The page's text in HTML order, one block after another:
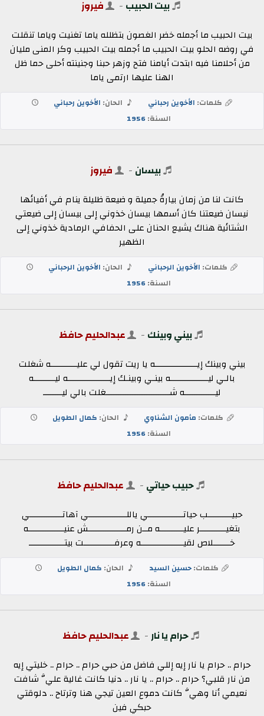
بيت الحبيب - فيروز
بيت الحبيب ما أجمله خضر الغصون بتظلله ياما تغنيت وياما تنقلت
في روضه الحلو بيت الحبيب ما أجمله بيت الحبيب وكر المنى مليان
من أحلامنا فيه ابتدت أيامنا فتح وزهر حبنا وجنينته أحلى حما ظل
الهنا عليها ارتمى ياما
كلمات: الأخوين رحباني الحان: الأخوين رحباني
السنة:1956
بيسان - فيروز
كانت لنا من زمان بيارةُ جميلة و ضيعة ظليلة ينام في أفيائها
نيسان ضيعتنا كان أسمها بيسان خذوني إلى بيسان إلى ضيعتي
الشتائية هناك يشيع الحنان على الحفافي الرمادية خذوني إلى
الظهير
كلمات: الأخوين الرحباني الحان: الأخوين الرحباني
السنة:1956
بيني وبينك - عبدالحليم حافظ
بيني وبينك إيــــــــــــــــــه يا ريت تقول لي عليـــــــــــه شغلت
بالـي ليــــــــــــــــه بينـي وبينـك إيــــــــــــــــــه ليـــــــــه
ليـــــــــــــه شـــــــــــــــــــــــــــغلت بالي ليــــــــ
كلمات: مأمون الشناوي الحان: كمال الطويل
السنة:1956
حبيب حياتي - عبدالحليم حافظ
حبيــــــــــب حياتـــــــــــــــي ياللــــــــــــــــي آهاتــــــــــــــي
بتغيـــــــــــر عليــــــــــه مــن رمــــــــــــــــش عنيـــــــــــــــه
خـــــــلاص لقيــــــــــــــــــه وعرفـــــــــــــت بيتـــــــــــــــ
كلمات:حسين السيد الحان: كمال الطويل
السنة:1956
حرام يا نار- عبدالحليم حافظ
حرام .. حرام يا نار إيه إللي فاضل من حبي حرام .. حرام .. خليتي إيه
من نار قلبي؟ حرام .. حرام .. يا نار .. دنيا كانت غالية عليَّ شافت
نعيمي أنا وهيَّ كانت دموع العين تيجي هنا وترتاح .. دلوقتي
حبكي فين